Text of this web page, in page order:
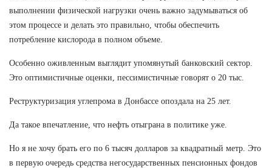
выполнении физической нагрузки очень важно задумываться об
этом процессе и делать это правильно, чтобы обеспечить
потребление кислорода в полном объеме.
Особенно оживленным выглядит упомянутый банковский сектор.
Это оптимистичные оценки, пессимистичные говорят о 20 тыс.
Реструктуризация углепрома в Донбассе опоздала на 25 лет.
Да такое впечатление, что нефть отыграна в политике уже.
Но я не хочу брать его по 6 тысяч долларов за квадратный метр. Это
в первую очередь средства негосударственных пенсионных фондов